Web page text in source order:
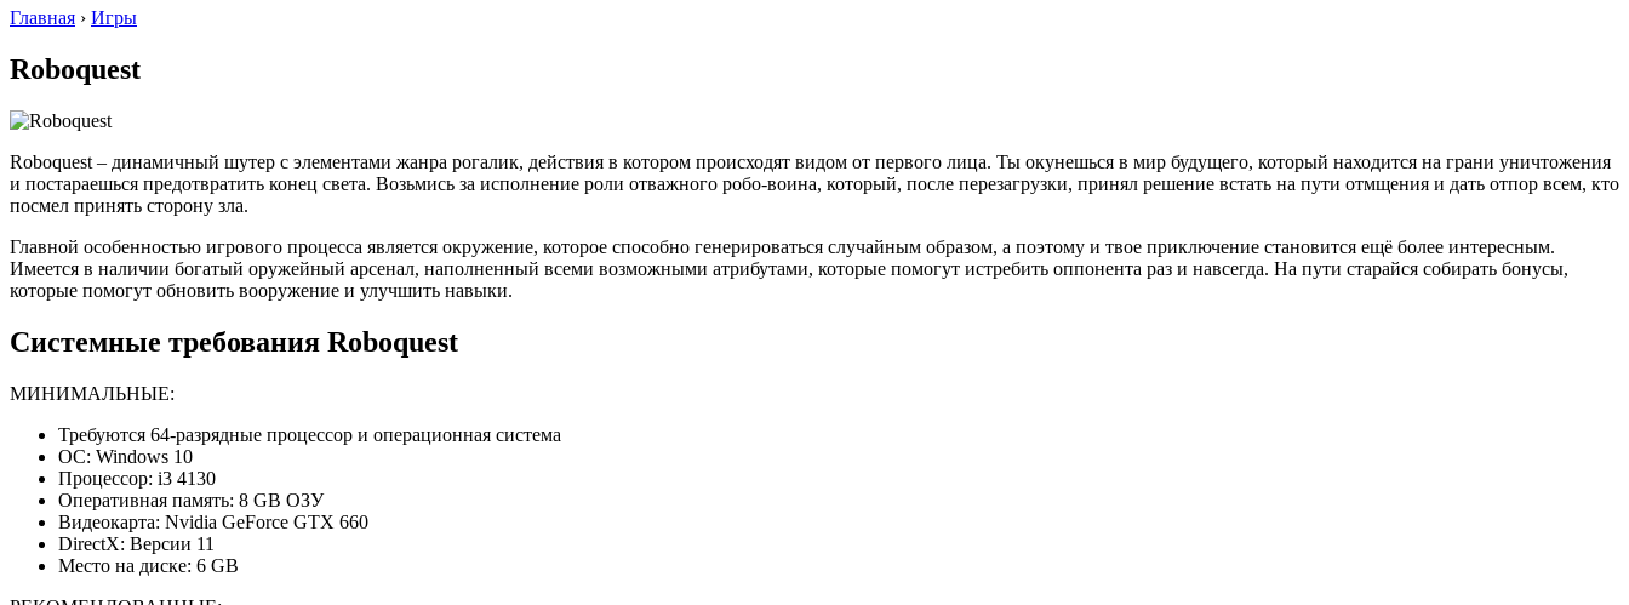
Главная › Игры
Roboquest
Roboquest – динамичный шутер с элементами жанра рогалик, действия в котором происходят видом от первого лица. Ты окунешься в мир будущего, который находится на грани уничтожения
и постараешься предотвратить конец света. Возьмись за исполнение роли отважного робо-воина, который, после перезагрузки, принял решение встать на пути отмщения и дать отпор всем, кто
посмел принять сторону зла.
Главной особенностью игрового процесса является окружение, которое способно генерироваться случайным образом, а поэтому и твое приключение становится ещё более интересным.
Имеется в наличии богатый оружейный арсенал, наполненный всеми возможными атрибутами, которые помогут истребить оппонента раз и навсегда. На пути старайся собирать бонусы,
которые помогут обновить вооружение и улучшить навыки.
Системные требования Roboquest
МИНИМАЛЬНЫЕ:
Требуются 64-разрядные процессор и операционная система
ОС: Windows 10
Процессор: i3 4130
Оперативная память: 8 GB ОЗУ
Видеокарта: Nvidia GeForce GTX 660
DirectX: Версии 11
Место на диске: 6 GB